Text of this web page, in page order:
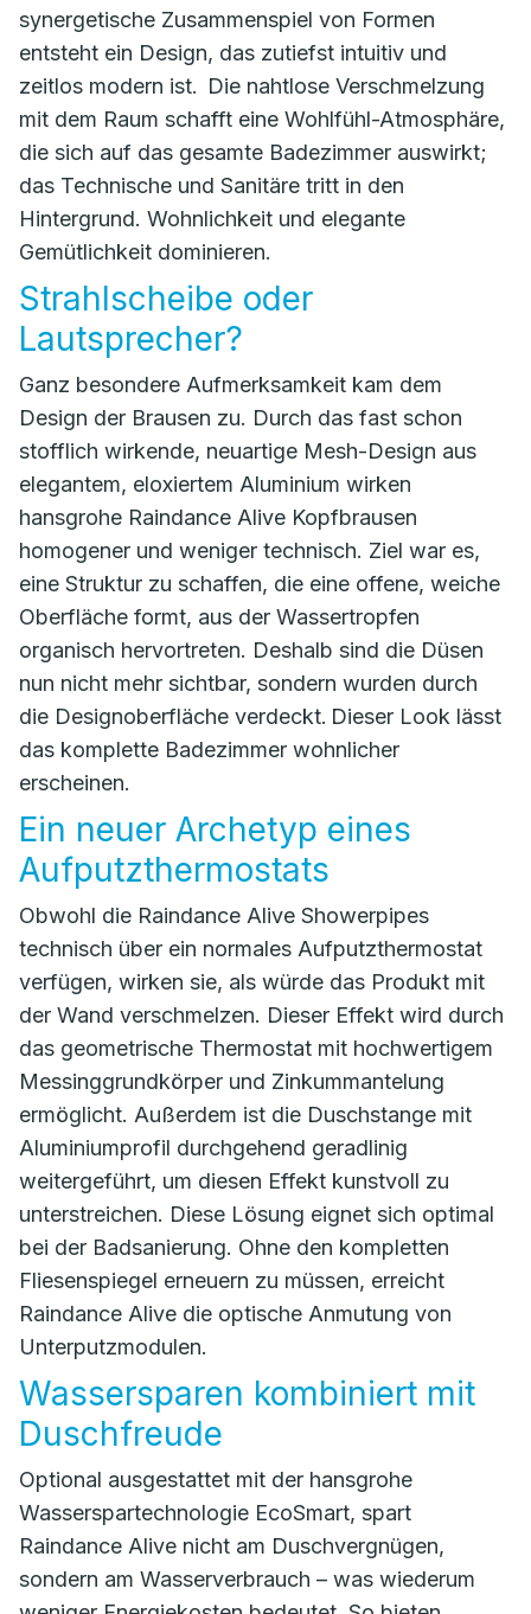
synergetische Zusammenspiel von Formen
entsteht ein Design, das zutiefst intuitiv und
zeitlos modern ist. Die nahtlose Verschmelzung
mit dem Raum schafft eine Wohlfühl-Atmosphäre,
die sich auf das gesamte Badezimmer auswirkt;
das Technische und Sanitäre tritt in den
Hintergrund. Wohnlichkeit und elegante
Gemütlichkeit dominieren.
Strahlscheibe oder
Lautsprecher?
Ganz besondere Aufmerksamkeit kam dem
Design der Brausen zu. Durch das fast schon
stofflich wirkende, neuartige Mesh-Design aus
elegantem, eloxiertem Aluminium wirken
hansgrohe Raindance Alive Kopfbrausen
homogener und weniger technisch. Ziel war es,
eine Struktur zu schaffen, die eine offene, weiche
Oberfläche formt, aus der Wassertropfen
organisch hervortreten. Deshalb sind die Düsen
nun nicht mehr sichtbar, sondern wurden durch
die Designoberfläche verdeckt. Dieser Look lässt
das komplette Badezimmer wohnlicher
erscheinen.
Ein neuer Archetyp eines
Aufputzthermostats
Obwohl die Raindance Alive Showerpipes
technisch über ein normales Aufputzthermostat
verfügen, wirken sie, als würde das Produkt mit
der Wand verschmelzen. Dieser Effekt wird durch
das geometrische Thermostat mit hochwertigem
Messinggrundkörper und Zinkummantelung
ermöglicht. Außerdem ist die Duschstange mit
Aluminiumprofil durchgehend geradlinig
weitergeführt, um diesen Effekt kunstvoll zu
unterstreichen. Diese Lösung eignet sich optimal
bei der Badsanierung. Ohne den kompletten
Fliesenspiegel erneuern zu müssen, erreicht
Raindance Alive die optische Anmutung von
Unterputzmodulen.
Wassersparen kombiniert mit
Duschfreude
Optional ausgestattet mit der hansgrohe
Wasserspartechnologie EcoSmart, spart
Raindance Alive nicht am Duschvergnügen,
sondern am Wasserverbrauch – was wiederum